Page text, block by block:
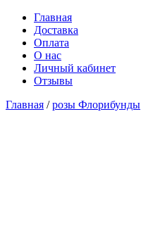
Главная
Доставка
Оплата
О нас
Личный кабинет
Отзывы
Главная /розы Флорибунды